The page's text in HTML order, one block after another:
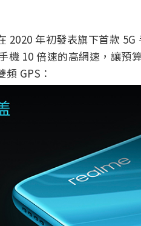
2020 年初發表旗下首款
機 10 倍速的高網速，讓預
GPS：